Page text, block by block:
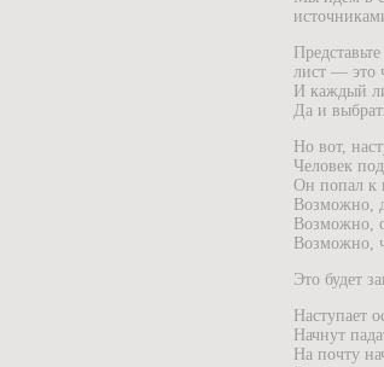
лист — это
И каждый
Да и
Но вот,
Человек
Он попал к
Возможно,
Возможно,
Возможно,
Это будет
Наступает
Начнут
На почту